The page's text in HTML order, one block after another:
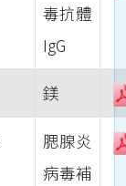
毒抗體
IgG
鎂
腮腺炎
病毒補